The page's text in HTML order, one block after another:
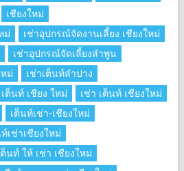
เชียงใหม่
ม่
เช่าอุปกรณ์จัดงานเลี้ยง เชียงใหม่
เช่าอุปกรณ์จัดเลี้ยงลําพูน
ม่
เช่าเต็นท์ลำปาง
เต็นท์ เชียง ใหม่
เช่า เต็นท์ เชียงใหม่
เต็นท์เช่า-เชียงใหม่
เช่าเชียงใหม่
ต็นท์ ให้ เช่า เชียงใหม่